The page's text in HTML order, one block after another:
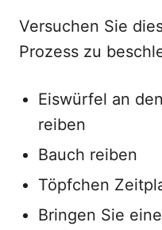
Versuchen Sie
Prozess zu
Eiswürfel an
reiben
Bauch reiben
Töpfchen
Bringen Sie